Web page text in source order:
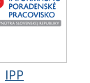
IPP